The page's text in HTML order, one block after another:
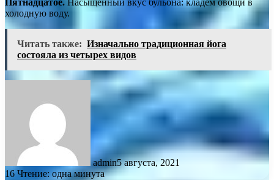
Пятнадцатое. Насыщенный вкус бульона: кладем овощи в
холодную воду.
Читать также: Изначально традиционная йога
состояла из четырех видов
admin5 августа, 2021
16 Чтение: одна минута